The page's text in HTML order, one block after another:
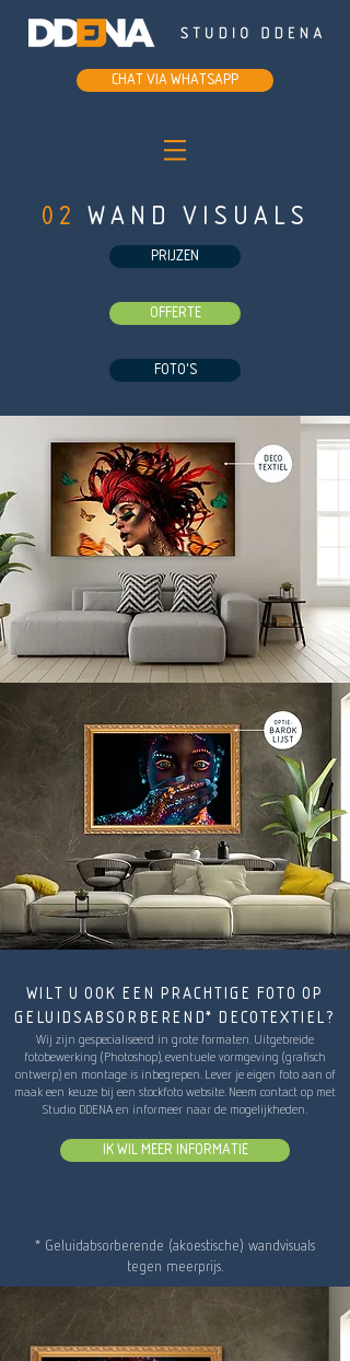
Chat via whatsapp
02 wand visuals
Prijzen
Offerte
Foto's
wilt u ook een prachtige foto op
geluidsabsorberend* decotextiel?
Wij zijn gespecialiseerd in grote formaten. Uitgebreide
fotobewerking (Photoshop), eventuele vormgeving (grafisch
ontwerp) en montage is inbegrepen. Lever je eigen foto aan of
maak een keuze bij een stockfoto website. Neem contact op met
Studio DDENA en informeer naar de mogelijkheden.
Ik wil meer informatie
* Geluidabsorberende (akoestische) wandvisuals
tegen meerprijs.